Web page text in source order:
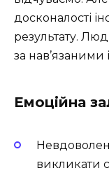
досконалості
результату.
за нав’язаними
Емоційна
викликати